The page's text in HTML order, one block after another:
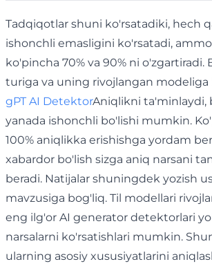
Tadqiqotlar shuni ko'rsatadiki, hech
ishonchli emasligini ko'rsatadi,
ko'pincha 70% va 90% ni o'zgartiradi.
turiga va uning rivojlangan modeliga
gPT AI DetektorAniqlikni ta'minlaydi,
yanada ishonchli bo'lishi mumkin.
100% aniqlikka erishishga yordam
xabardor bo'lish sizga aniq narsani
beradi. Natijalar shuningdek yozish
mavzusiga bog'liq. Til modellari
eng ilg'or AI generator detektorlari
narsalarni ko'rsatishlari mumkin.
ularning asosiy xususiyatlarini